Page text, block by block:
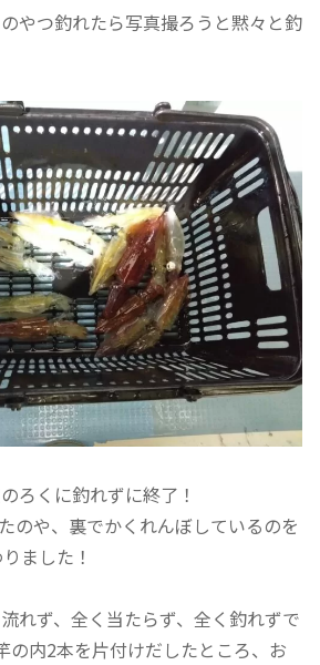
やつ釣れたら写真撮ろうと黙々と釣
ろくに釣れずに終了！
のや、裏でかくれんぼしているのを
ました！
れず、全く当たらず、全く釣れずで
の内2本を片付けだしたところ、お